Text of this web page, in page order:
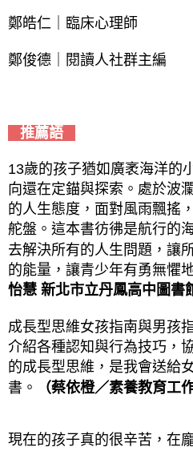
鄭皓仁｜臨床心理師
鄭俊德｜閱讀人社群主編
推薦語
13歲的孩子猶如廣袤海洋的
向還在定錨與探索。處於波
的人生態度，面對風雨飄搖
舵盤。這本書彷彿是航行的
去解決所有的人生問題，讓
的能量，讓青少年有勇無懼
怡慧 新北市立丹鳳高中圖書
成長型思維女孩指南與男孩
介紹各種認知與行為技巧，
的成長型思維，是我會送給
書。
（蔡依橙／素養教育工
現在的孩子真的很辛苦，在